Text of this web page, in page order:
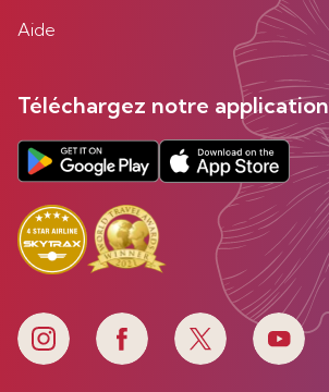
Aide
Téléchargez notre application